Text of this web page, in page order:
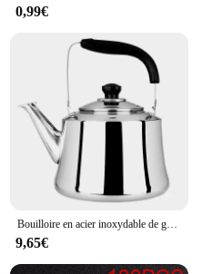
0,99€
Bouilloire en acier inoxydable de grande capacité, bouilloire à eau bouillante, cuisinière à gaz épaissie, induction domestique, 2/1 L, 1L
9,65€